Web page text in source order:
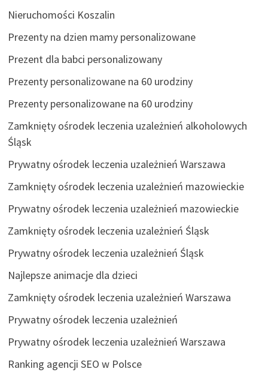
Nieruchomości Koszalin
Prezenty na dzien mamy personalizowane
Prezent dla babci personalizowany
Prezenty personalizowane na 60 urodziny
Prezenty personalizowane na 60 urodziny
Zamknięty ośrodek leczenia uzależnień alkoholowych
Śląsk
Prywatny ośrodek leczenia uzależnień Warszawa
Zamknięty ośrodek leczenia uzależnień mazowieckie
Prywatny ośrodek leczenia uzależnień mazowieckie
Zamknięty ośrodek leczenia uzależnień Śląsk
Prywatny ośrodek leczenia uzależnień Śląsk
Najlepsze animacje dla dzieci
Zamknięty ośrodek leczenia uzależnień Warszawa
Prywatny ośrodek leczenia uzależnień
Prywatny ośrodek leczenia uzależnień Warszawa
Ranking agencji SEO w Polsce